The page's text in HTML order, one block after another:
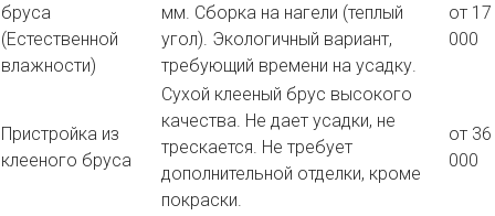
бруса
(Естественной
влажности)
мм. Сборка на нагели (теплый
угол). Экологичный вариант,
требующий времени на усадку.
от 17
000
Пристройка из
клееного бруса
Сухой клееный брус высокого
качества. Не дает усадки, не
трескается. Не требует
дополнительной отделки, кроме
покраски.
от 36
000